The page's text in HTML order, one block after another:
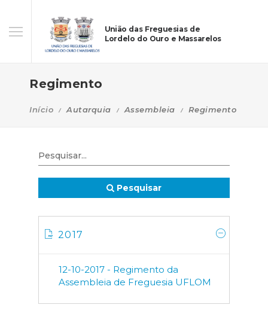
União das Freguesias de
Lordelo do Ouro e Massarelos
Regimento
Início Autarquia Assembleia Regimento
Pesquisar
2017
12-10-2017 - Regimento da
Assembleia de Freguesia UFLOM